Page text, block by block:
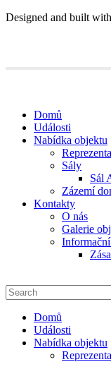
Designed and built
Domů
Události
Nabídka objektu
Sály
Sál
Zázemí
Kontakty
O nás
Galerie
Domů
Události
Nabídka objektu